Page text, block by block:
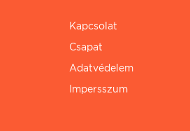
Kapcsolat
Csapat
Adatvédelem
Impersszum